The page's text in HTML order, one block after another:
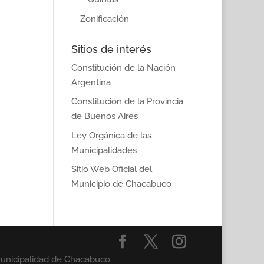
Zonificación
Sitios de interés
Constitución de la Nación
Argentina
Constitución de la Provincia
de Buenos Aires
Ley Orgánica de las
Municipalidades
Sitio Web Oficial del
Municipio de Chacabuco
de Chacabuco